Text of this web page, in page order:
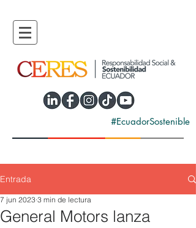
#EcuadorSostenible
Entrada
General Motors lanza
7 jun 2023 3 min de lectura